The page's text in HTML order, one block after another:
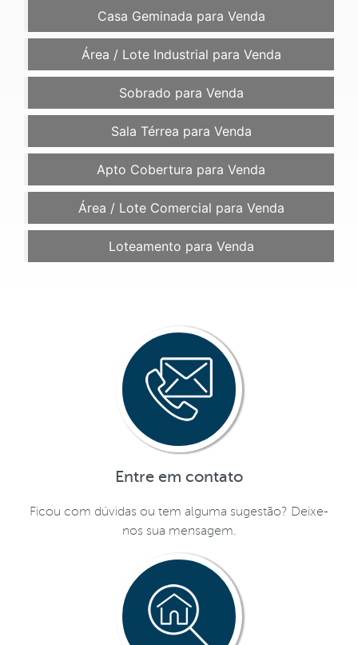
Casa Geminada para Venda
Área / Lote Industrial para Venda
Sobrado para Venda
Sala Térrea para Venda
Apto Cobertura para Venda
Área / Lote Comercial para Venda
Loteamento para Venda
Entre em contato
Ficou com dúvidas ou tem alguma sugestão? Deixe-
nos sua mensagem.